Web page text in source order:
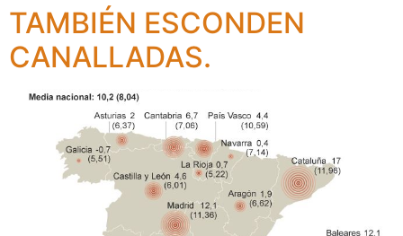
TAMBIÉN ESCONDEN
CANALLADAS.